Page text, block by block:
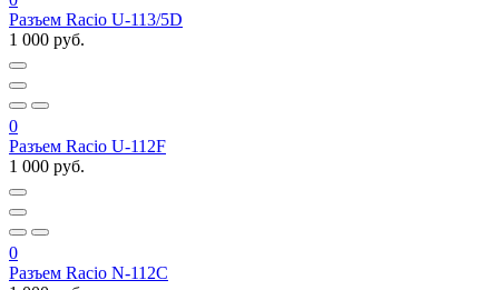
Разъем Racio U-113/5D
1 000 руб.
0
Разъем Racio U-112F
1 000 руб.
0
Разъем Racio N-112C